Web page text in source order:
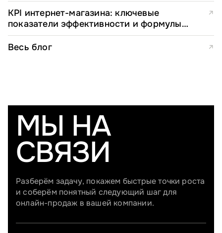
KPI интернет-магазина: ключевые
показатели эффективности и формулы
расчета
↗
Весь блог ↗
МЫ НА
СВЯЗИ
Разберём задачу, покажем быстрые точки роста
и соберём понятный следующий шаг для
онлайн-продаж в вашей компании.